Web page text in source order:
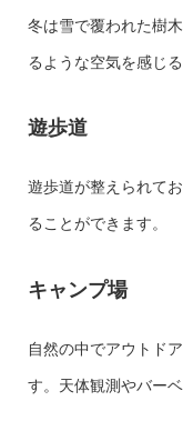
冬は雪で覆われた樹
るような空気を感じ
遊歩道
遊歩道が整えられて
ることができます。
キャンプ場
自然の中でアウトド
す。天体観測やバー